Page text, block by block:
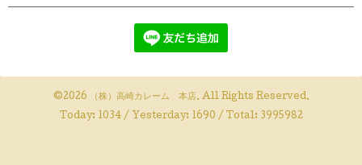
©2026 （株）高崎カレーム 本店. All Rights Reserved.
Today: 1034/ Yesterday: 1690 / Total: 3995982